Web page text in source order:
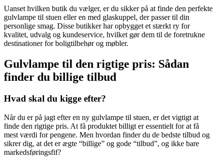
Uanset hvilken butik du vælger, er du sikker på at finde den perfekte
gulvlampe til stuen eller en med glaskuppel, der passer til din
personlige smag. Disse butikker har opbygget et stærkt ry for
kvalitet, udvalg og kundeservice, hvilket gør dem til de foretrukne
destinationer for boligtilbehør og møbler.
Gulvlampe til den rigtige pris: Sådan
finder du billige tilbud
Hvad skal du kigge efter?
Når du er på jagt efter en ny gulvlampe til stuen, er det vigtigt at
finde den rigtige pris. At få produktet billigt er essentielt for at få
mest værdi for pengene. Men hvordan finder du de bedste tilbud og
sikrer dig, at det er ægte “billige” og gode “tilbud”, og ikke bare
markedsføringsfif?